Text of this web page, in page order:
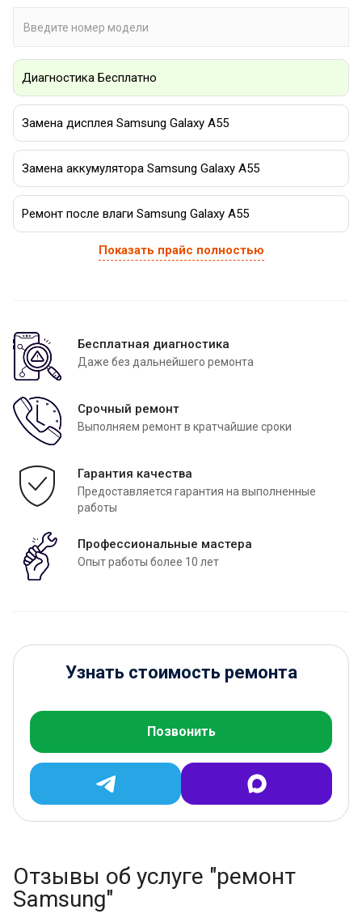
Диагностика Бесплатно
Замена дисплея Samsung Galaxy A55
Замена аккумулятора Samsung Galaxy A55
Ремонт после влаги Samsung Galaxy A55
Показать прайс полностью
Бесплатная диагностика
Даже без дальнейшего ремонта
Срочный ремонт
Выполняем ремонт в кратчайшие сроки
Гарантия качества
Предоставляется гарантия на выполненные
работы
Профессиональные мастера
Опыт работы более 10 лет
Узнать стоимость ремонта
Позвонить
Отзывы об услуге "ремонт
Samsung"